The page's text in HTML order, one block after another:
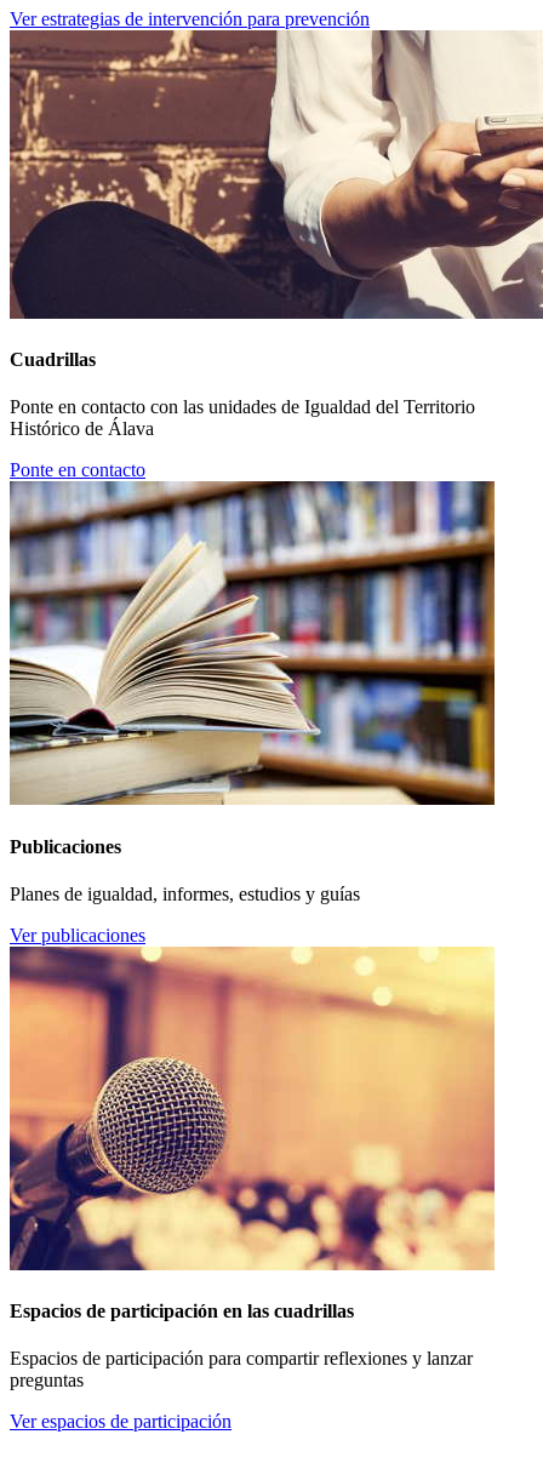
Ver estrategias de intervención para prevención
Cuadrillas
Ponte en contacto con las unidades de Igualdad del Territorio
Histórico de Álava
Ponte en contacto
Publicaciones
Planes de igualdad, informes, estudios y guías
Ver publicaciones
Espacios de participación en las cuadrillas
Espacios de participación para compartir reflexiones y lanzar
preguntas
Ver espacios de participación